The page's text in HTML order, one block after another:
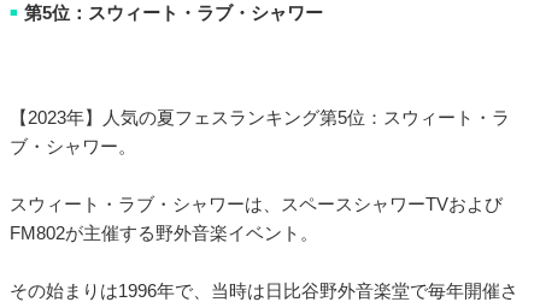
■ 第5位：スウィート・ラブ・シャワー
【2023年】人気の夏フェスランキング第5位：スウィート・ラ
ブ・シャワー。
スウィート・ラブ・シャワーは、スペースシャワーTVおよび
FM802が主催する野外音楽イベント。
その始まりは1996年で、当時は日比谷野外音楽堂で毎年開催さ